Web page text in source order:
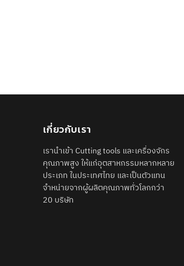
เกี่ยวกับเรา
เรานำเข้า Cutting tools และเครื่องจักร
คุณภาพสูง ให้แก่อุตสาหกรรมหลากหลาย
ประเภท ในประเทศไทย และเป็นตัวแทน
จำหน่ายจากผู้ผลิตคุณภาพทั่วโลกกว่า
20 บริษัท